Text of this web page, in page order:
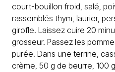
court-bouillon froid, salé,
rassemblés thym, laurier,
girofle. Laissez cuire 20
grosseur. Passez les
purée. Dans une terrine,
crème, 50 g de beurre, 100